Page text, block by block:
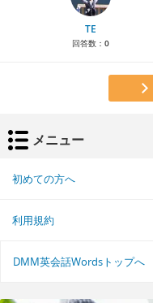
TE
回答数： 0
メニュー
初めての方へ
利用規約
DMM英会話Wordsトップへ